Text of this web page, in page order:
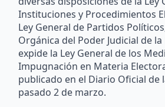
Instituciones y Procedimientos
Ley General de Partidos
Orgánica del Poder Judicial de
expide la Ley General de los
Impugnación en Materia
publicado en el Diario Oficial de
pasado 2 de marzo.